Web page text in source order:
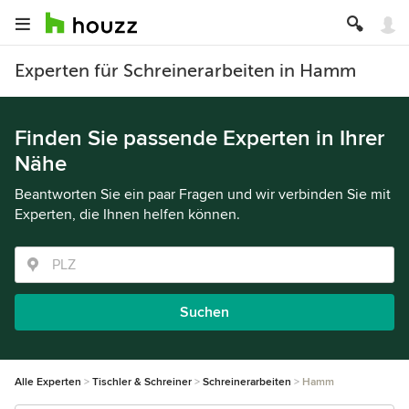
Experten für Schreinerarbeiten in Hamm
Finden Sie passende Experten in Ihrer
Nähe
Beantworten Sie ein paar Fragen und wir verbinden Sie mit
Experten, die Ihnen helfen können.
Suchen
Alle Experten Tischler & Schreiner Schreinerarbeiten Hamm